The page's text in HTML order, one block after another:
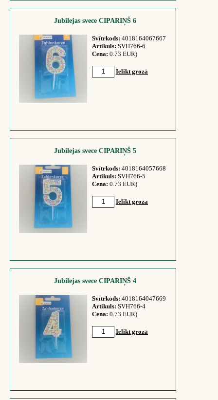
Jubilejas svece CIPARIŅŠ 6
Svītrkods: 4018164067667
Artikuls: SVH766-6
Cena: 0.73 EUR)
Ielikt grozā
Jubilejas svece CIPARIŅŠ 5
Svītrkods: 4018164057668
Artikuls: SVH766-5
Cena: 0.73 EUR)
Ielikt grozā
Jubilejas svece CIPARIŅŠ 4
Svītrkods: 4018164047669
Artikuls: SVH766-4
Cena: 0.73 EUR)
Ielikt grozā